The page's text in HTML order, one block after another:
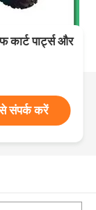
कार्ट पार्ट्स और
संपर्क करें